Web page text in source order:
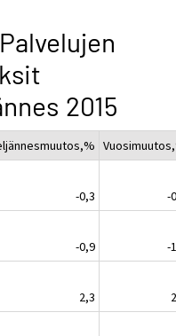
2015
-0,3
-
-0,9
-
2,3